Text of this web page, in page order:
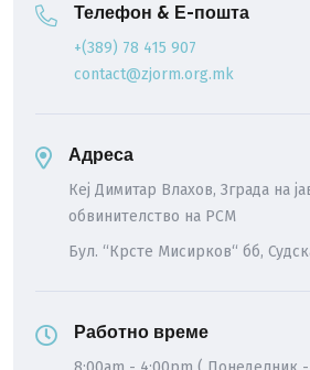
Телефон & Е-пошта
+(389) 78 415 907
contact@zjorm.org.mk
Адреса
Кеј Димитар Влахов, Зграда на
обвинителство на РСМ
Бул. “Крсте Мисирков“ бб,
Работно време